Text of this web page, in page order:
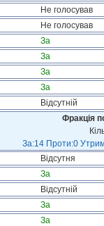
Не голосував
Не голосував
За
За
За
За
Відсутній
Фракція
За:14 Проти:0
Відсутня
За
Відсутній
За
За